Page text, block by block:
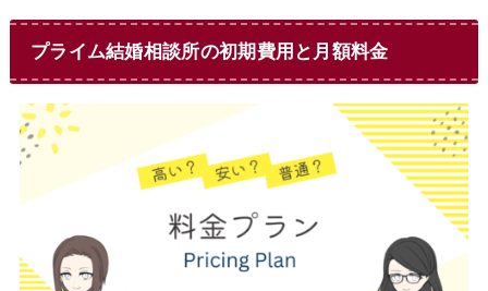
プライム結婚相談所の初期費用と月額料金